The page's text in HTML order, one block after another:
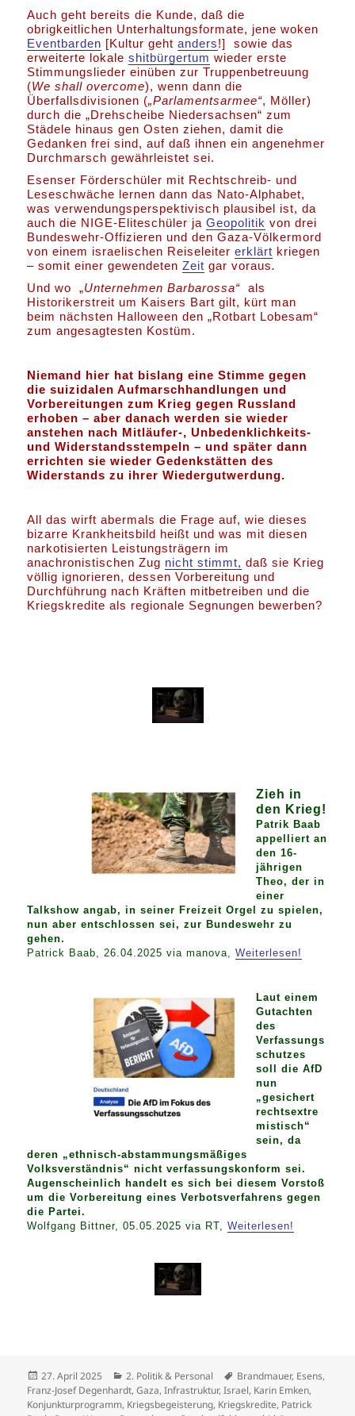
Auch geht bereits die Kunde, daß die
obrigkeitlichen Unterhaltungsformate, jene woken
Eventbarden [Kultur gehtanders!] sowie das
erweiterte lokaleshitbürgertum wieder erste
Stimmungslieder einüben zur Truppenbetreuung
(We shall overcome), wenn dann die
Überfallsdivisionen („Parlamentsarmee“, Möller)
durch die „Drehscheibe Niedersachsen“ zum
Städele hinaus gen Osten ziehen, damit die
Gedanken frei sind, auf daß ihnen ein angenehmer
Durchmarsch gewährleistet sei.
Esenser Förderschüler mit Rechtschreib- und
Leseschwäche lernen dann das Nato-Alphabet,
was verwendungsperspektivisch plausibel ist, da
auch die NIGE-Eliteschüler jaGeopolitik von drei
Bundeswehr-Offizieren und den Gaza-Völkermord
von einem israelischen Reiseleitererklärt kriegen
– somit einer gewendetenZeit gar voraus.
Und wo „Unternehmen Barbarossa“als
Historikerstreit um Kaisers Bart gilt, kürt man
beim nächsten Halloween den „Rotbart Lobesam“
zum angesagtesten Kostüm.
Niemand hier hat bislang eine Stimme gegen
die suizidalen Aufmarschhandlungen und
Vorbereitungen zum Krieg gegen Russland
erhoben – aber danach werden sie wieder
anstehen nach Mitläufer-, Unbedenklichkeits-
und Widerstandsstempeln – und später dann
errichten sie wieder Gedenkstätten des
Widerstands zu ihrer Wiedergutwerdung.
All das wirft abermals die Frage auf, wie dieses
bizarre Krankheitsbild heißt und was mit diesen
narkotisierten Leistungsträgern im
anachronistischen Zug nicht stimmt, daß sie Krieg
völlig ignorieren, dessen Vorbereitung und
Durchführung nach Kräften mitbetreiben und die
Kriegskredite als regionale Segnungen bewerben?
Zieh in
den Krieg!
Patrik Baab
appelliert an
den 16-
jährigen
Theo, der in
einer
Talkshow angab, in seiner Freizeit Orgel zu spielen,
nun aber entschlossen sei, zur Bundeswehr zu
gehen.
Patrick Baab, 26.04.2025 via manova ,Weiterlesen!
Laut einem
Gutachten
des
Verfassungs
schutzes
soll die AfD
nun
„gesichert
rechtsextre
mistisch“
sein, da
deren „ethnisch-abstammungsmäßiges
Volksverständnis“ nicht verfassungskonform sei.
Augenscheinlich handelt es sich bei diesem Vorstoß
um die Vorbereitung eines Verbotsverfahrens gegen
die Partei.
Wolfgang Bittner, 05.05.2025 via RT,Weiterlesen!
Veröffentlicht
am
27. April 2025 Kategorien
2. Politik & Personal Schlagwörter
Brandmauer, Esens,
Franz-Josef Degenhardt,Gaza,Infrastruktur,Israel, Karin Emken,
Konjunkturprogramm, Kriegsbegeisterung, Kriegskredite, Patrick